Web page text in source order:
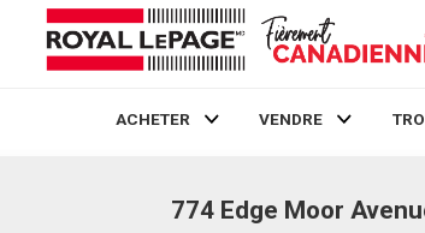
ACHETER VENDRE
774 Edge Moor